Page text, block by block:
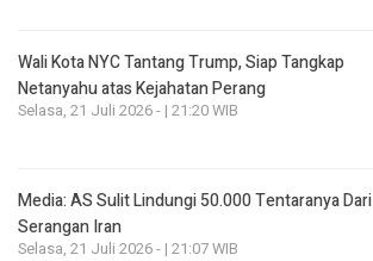
Wali Kota NYC Tantang Trump, Siap Tangkap
Netanyahu atas Kejahatan Perang
Selasa, 21 Juli 2026 - | 21:20 WIB
Media: AS Sulit Lindungi 50.000 Tentaranya Dari
Serangan Iran
Selasa, 21 Juli 2026 - | 21:07 WIB